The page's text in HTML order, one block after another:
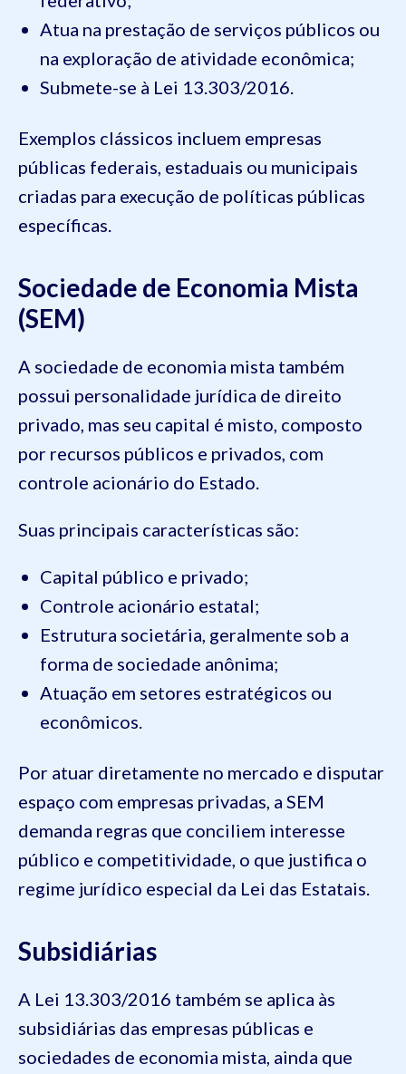
Atua na prestação de serviços públicos ou
na exploração de atividade econômica;
Submete-se à Lei 13.303/2016.
Exemplos clássicos incluem empresas
públicas federais, estaduais ou municipais
criadas para execução de políticas públicas
específicas.
Sociedade de Economia Mista
(SEM)
A sociedade de economia mista também
possui personalidade jurídica de direito
privado, mas seu capital é misto, composto
por recursos públicos e privados, com
controle acionário do Estado.
Suas principais características são:
Capital público e privado;
Controle acionário estatal;
Estrutura societária, geralmente sob a
forma de sociedade anônima;
Atuação em setores estratégicos ou
econômicos.
Por atuar diretamente no mercado e disputar
espaço com empresas privadas, a SEM
demanda regras que conciliem interesse
público e competitividade, o que justifica o
regime jurídico especial da Lei das Estatais.
Subsidiárias
A Lei 13.303/2016 também se aplica às
subsidiárias das empresas públicas e
sociedades de economia mista, ainda que